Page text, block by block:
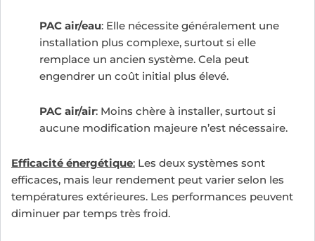
PAC air/eau: Elle nécessite généralement une
installation plus complexe, surtout si elle
remplace un ancien système. Cela peut
engendrer un coût initial plus élevé.
PAC air/air: Moins chère à installer, surtout si
aucune modification majeure n’est nécessaire.
Efficacité énergétique: Les deux systèmes sont
efficaces, mais leur rendement peut varier selon les
températures extérieures. Les performances peuvent
diminuer par temps très froid.